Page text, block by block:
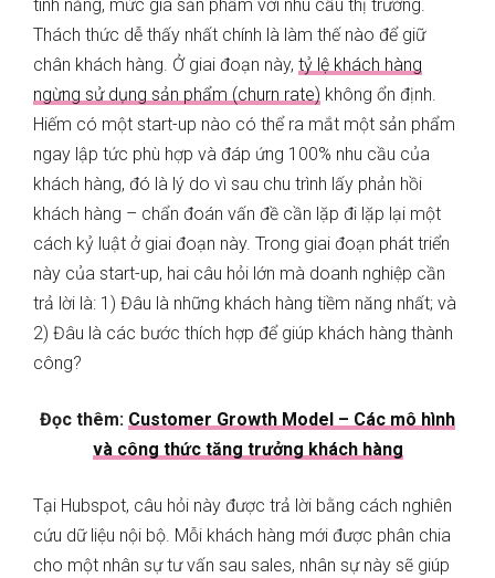
tính năng, mức giá sản phẩm với nhu cầu thị trường.
Thách thức dễ thấy nhất chính là làm thế nào để giữ
chân khách hàng. Ở giai đoạn này, tỷ lệ khách hàng
ngừng sử dụng sản phẩm (churn rate) không ổn định.
Hiếm có một start-up nào có thể ra mắt một sản phẩm
ngay lập tức phù hợp và đáp ứng 100% nhu cầu của
khách hàng, đó là lý do vì sau chu trình lấy phản hồi
khách hàng – chẩn đoán vấn đề cần lặp đi lặp lại một
cách kỷ luật ở giai đoạn này. Trong giai đoạn phát triển
này của start-up, hai câu hỏi lớn mà doanh nghiệp cần
trả lời là: 1) Đâu là những khách hàng tiềm năng nhất; và
2) Đâu là các bước thích hợp để giúp khách hàng thành
công?
Đọc thêm: Customer Growth Model – Các mô hình
và công thức tăng trưởng khách hàng
Tại Hubspot, câu hỏi này được trả lời bằng cách nghiên
cứu dữ liệu nội bộ. Mỗi khách hàng mới được phân chia
cho một nhân sự tư vấn sau sales, nhân sự này sẽ giúp